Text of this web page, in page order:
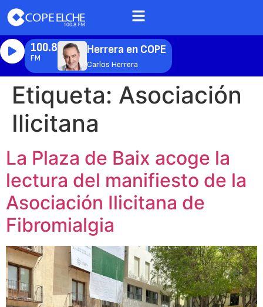
100.8
FM
Herrera en COPE
Carlos Herrera
Etiqueta: Asociación
Ilicitana
La Plaza de Baix acoge la
lectura del manifiesto de la
Asociación Ilicitana de
Fibromialgia